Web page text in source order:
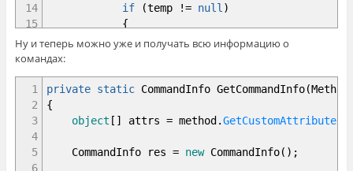
14
15
16
17
19
20
21
22
23
24
if
(temp != null )
{
if (temp.descriptionAttr
temp.descriptionAttr.
else
msgService.ConsoleMessage
Ну и теперь можно уже и получать всю информацию о
командах:
1
2
3
4
5
6
private staticCommandInfo GetCommandInfo(
{
object [ ] attrs =method .GetCustomAttributes
CommandInfo res = newCommandInfo( ) ;